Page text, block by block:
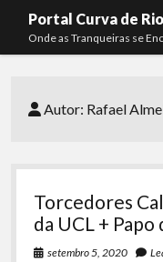
Portal Curva de Rio
Onde as Tranqueiras se
menu
Curva de Rio
Komos
La Siesta Podcast
Membros
Lucas Oliveira
Kaique Xavier
Autor: Rafael
Torcedores
da UCL +
setembro 5, 2020